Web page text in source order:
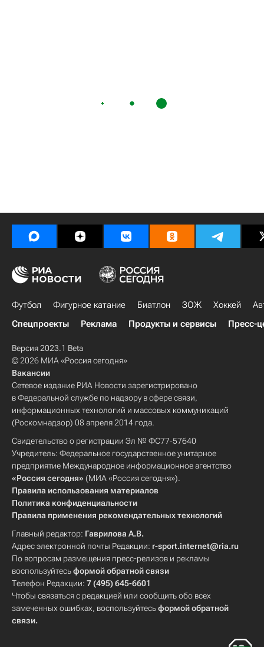
Футбол Фигурное катание Биатлон ЗОЖ Хоккей
Спецпроекты
Реклама Продукты и сервисы Пресс-
Версия 2023.1 Beta
© 2026 МИА «Россия сегодня»
Вакансии
Сетевое издание РИА Новости зарегистрировано
в Федеральной службе по надзору в сфере связи,
информационных технологий и массовых коммуникаций
(Роскомнадзор) 08 апреля 2014 года.
Свидетельство о регистрации Эл № ФС77-57640
Учредитель: Федеральное государственное унитарное
предприятие Международное информационное агентство
«Россия сегодня» (МИА «Россия сегодня»).
Правила использования материалов
Политика конфиденциальности
Правила применения рекомендательных технологий
Главный редактор: Гаврилова А.В.
Адрес электронной почты Редакции: r-sport.internet@ria.ru
По вопросам размещения пресс-релизов и рекламы
воспользуйтесьформой обратной связи
Телефон Редакции: 7 (495) 645-6601
Чтобы связаться с редакцией или сообщить обо всех
замеченных ошибках, воспользуйтесьформой обратной
связи.